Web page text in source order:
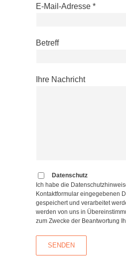
E-Mail-Adresse *
Betreff
Ihre Nachricht
Datenschutz
Ich habe die
Kontaktformular eingegebenen
gespeichert und verarbeitet
werden von uns in
zum Zwecke der Beantwortung